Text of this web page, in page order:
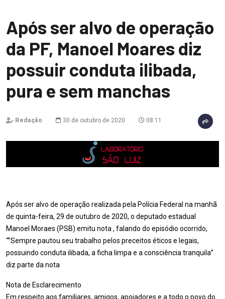
Após ser alvo de operação
da PF, Manoel Moares diz
possuir conduta ilibada,
pura e sem manchas
Redação 30 de outubro de 2020 08:11
Após ser alvo de operação realizada pela Polícia Federal na manhã
de quinta-feira, 29 de outubro de 2020, o deputado estadual
Manoel Moraes (PSB) emitu nota , falando do episódio ocorrido,
“”Sempre pautou seu trabalho pelos preceitos éticos e legais,
possuindo conduta ilibada, a ficha limpa e a consciência tranquila”
diz parte da nota
Nota de Esclarecimento
Em respeito aos familiares, amigos, apoiadores e a todo o povo do